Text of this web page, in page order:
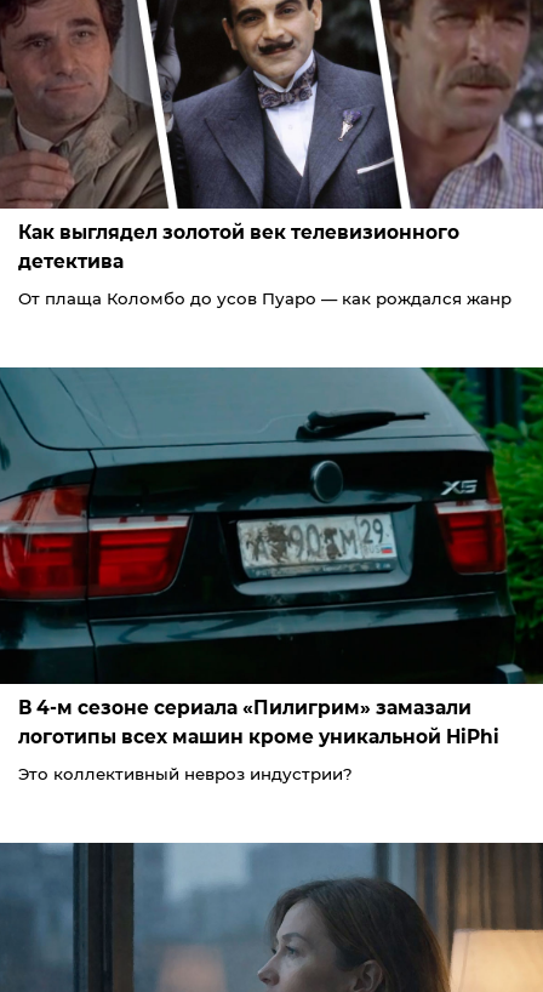
Как выглядел золотой век телевизионного
детектива
От плаща Коломбо до усов Пуаро — как рождался жанр
В 4-м сезоне сериала «Пилигрим» замазали
логотипы всех машин кроме уникальной HiPhi
Это коллективный невроз индустрии?